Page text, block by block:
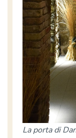
La porta di